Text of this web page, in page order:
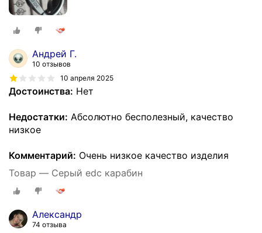
Андрей Г.
10 отзывов
10 апреля 2025
Достоинства: Нет
Недостатки: Абсолютно бесполезный, качество
низкое
Комментарий: Очень низкое качество изделия
Товар — Серый edc карабин
Александр
74 отзыва